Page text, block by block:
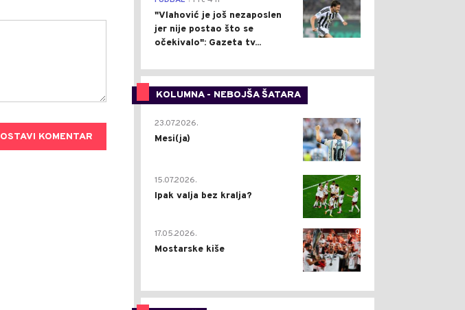
OSTAVI KOMENTAR
"Vlahović je još nezaposlen
jer nije postao što se
očekivalo": Gazeta tv...
KOLUMNA - NEBOJŠA ŠATARA
0
23.07.2026.
Mesi(ja)
2
15.07.2026.
Ipak valja bez kralja?
0
17.05.2026.
Mostarske kiše